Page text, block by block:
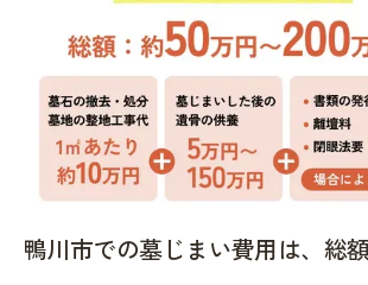
鴨川市での墓じまい費用は、総